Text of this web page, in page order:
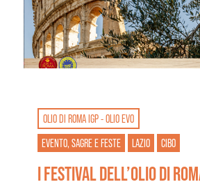
OLIO DI ROMA IGP - OLIO EVO
EVENTO, SAGRE E FESTE
LAZIO CIBO
I FESTIVAL DELL’OLIO DI